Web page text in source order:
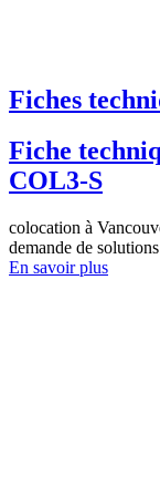
Fiches
Fiche
COL3-S
colocation à
demande de
En savoir plus